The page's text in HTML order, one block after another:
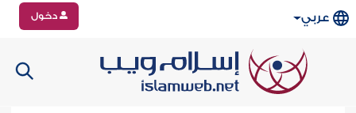
عربي دخول